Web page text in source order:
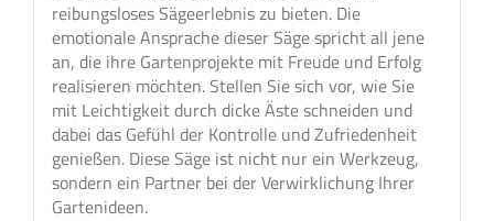
reibungsloses Sägeerlebnis zu bieten. Die
emotionale Ansprache dieser Säge spricht all jene
an, die ihre Gartenprojekte mit Freude und Erfolg
realisieren möchten. Stellen Sie sich vor, wie Sie
mit Leichtigkeit durch dicke Äste schneiden und
dabei das Gefühl der Kontrolle und Zufriedenheit
genießen. Diese Säge ist nicht nur ein Werkzeug,
sondern ein Partner bei der Verwirklichung Ihrer
Gartenideen.